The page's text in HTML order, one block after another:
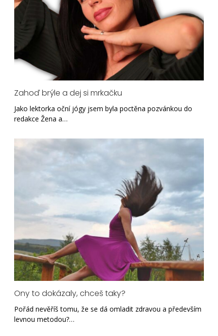
Zahoď brýle a dej si mrkačku
Jako lektorka oční jógy jsem byla poctěna pozvánkou do
redakce Žena a…
Ony to dokázaly, chceš taky?
Pořád nevěříš tomu, že se dá omladit zdravou a především
levnou metodou?…